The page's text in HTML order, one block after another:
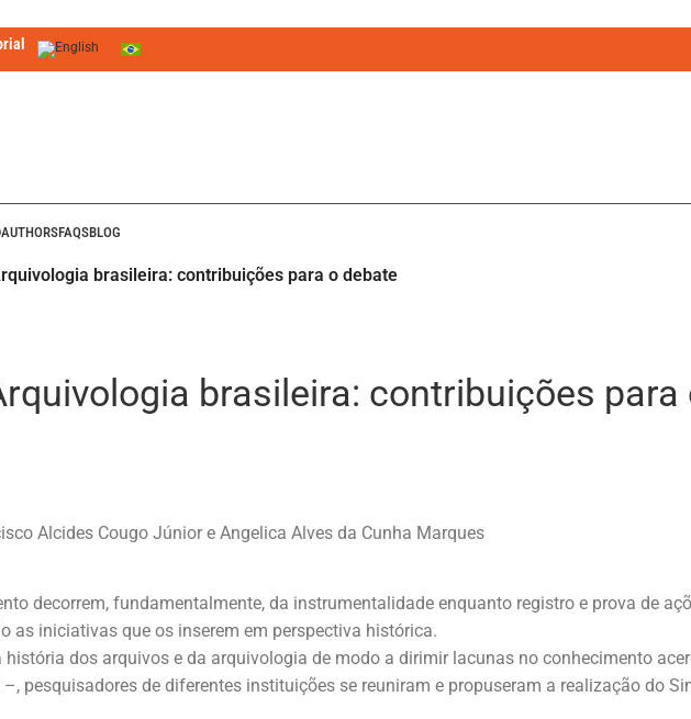
AUTHORSFAQSBLOG
brasileira: contribuições para o debate
brasileira: contribuições para
Alcides Cougo Júnior e Angelica Alves da Cunha Marques
decorrem, fundamentalmente, da instrumentalidade enquanto registro e prova de
as iniciativas que os inserem em perspectiva histórica.
dos arquivos e da arquivologia de modo a dirimir lacunas no conhecimento
pesquisadores de diferentes instituições se reuniram e propuseram a realização do